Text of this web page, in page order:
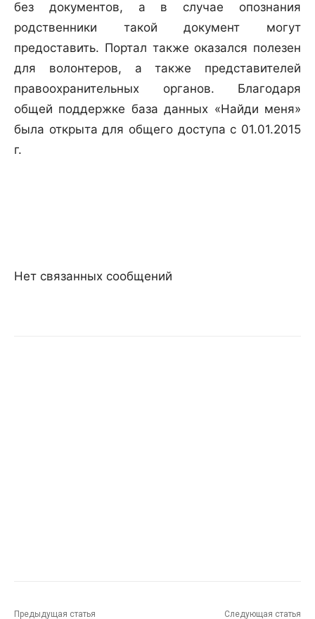
без документов, а в случае опознания
родственники такой документ могут
предоставить. Портал также оказался полезен
для волонтеров, а также представителей
правоохранительных органов. Благодаря
общей поддержке база данных «Найди меня»
была открыта для общего доступа с 01.01.2015
г.
Нет связанных сообщений
Предыдущая статья Следующая статья